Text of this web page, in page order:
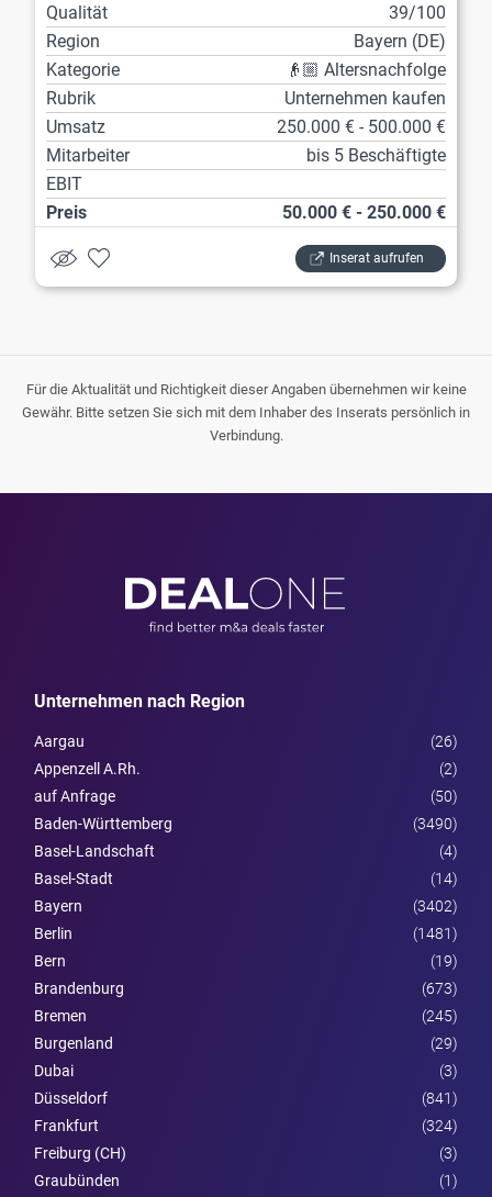
Qualität
39/100
Region
Bayern (DE)
Kategorie
👴🏼 Altersnachfolge
Rubrik
Unternehmen kaufen
Umsatz
250.000 € - 500.000 €
Mitarbeiter
bis 5 Beschäftigte
EBIT
Preis
50.000 € - 250.000 €
Inserat aufrufen
Für die Aktualität und Richtigkeit dieser Angaben übernehmen wir keine
Gewähr. Bitte setzen Sie sich mit dem Inhaber des Inserats persönlich in
Verbindung.
Unternehmen nach Region
Aargau
(26)
Appenzell A.Rh.
(2)
auf Anfrage
(50)
Baden-Württemberg
(3490)
Basel-Landschaft
(4)
Basel-Stadt
(14)
Bayern
(3402)
Berlin
(1481)
Bern
(19)
Brandenburg
(673)
Bremen
(245)
Burgen­land
(29)
Dubai
(3)
Düsseldorf
(841)
Frankfurt
(324)
Freiburg (CH)
(3)
Graubünden
(1)